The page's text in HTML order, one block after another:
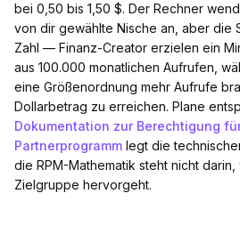
bei 0,50 bis 1,50 $. Der Rechner
von dir gewählte Nische an, aber die
Zahl — Finanz-Creator erzielen ein
aus 100.000 monatlichen Aufrufen,
eine Größenordnung mehr Aufrufe
Dollarbetrag zu erreichen. Plane
Dokumentation zur Berechtigung
Partnerprogramm legt die
die RPM-Mathematik steht nicht
Zielgruppe hervorgeht.